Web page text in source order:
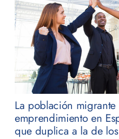
La población
emprendimiento en
que duplica a la de